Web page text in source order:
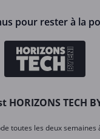
pour rester à la
HORIZONS TECH
toutes les deux semaines